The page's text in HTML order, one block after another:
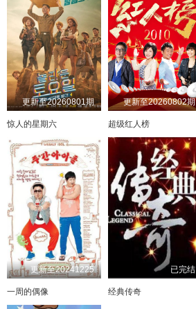
更新至20260801期
惊人的星期六
更新至20260802期
超级红人榜
更新至20241225
一周的偶像
已完结
经典传奇